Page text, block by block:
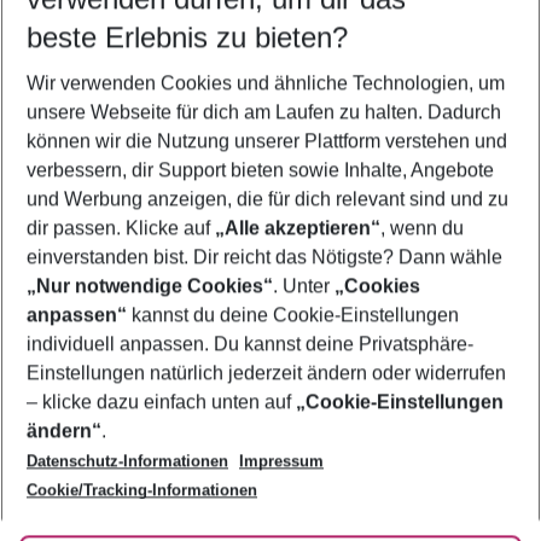
5-8 Nächte
2 Erwachsene Keine Kinder
Mehr Filter anzeigen
Footer
Footer navigation
Über uns
AGB
Bestpreisgarantie
Cookie-Einstellungen ändern
Cookie-Richtlinie
Agenturbetreuung
Barrierefreies Reisen
Folge uns
beste Erlebnis zu bieten?
Wir verwenden Cookies und ähnliche Technologien, um
unsere Webseite für dich am Laufen zu halten. Dadurch
können wir die Nutzung unserer Plattform verstehen und
verbessern, dir Support bieten sowie Inhalte, Angebote
und Werbung anzeigen, die für dich relevant sind und zu
dir passen. Klicke auf „Alle akzeptieren“, wenn du
einverstanden bist. Dir reicht das Nötigste? Dann wähle
„Nur notwendige Cookies“. Unter „Cookies
anpassen“ kannst du deine Cookie-Einstellungen
individuell anpassen. Du kannst deine Privatsphäre-
Einstellungen natürlich jederzeit ändern oder widerrufen
– klicke dazu einfach unten auf „Cookie-Einstellungen
ändern“.
Datenschutz-Informationen
Impressum
Cookie/Tracking-Informationen